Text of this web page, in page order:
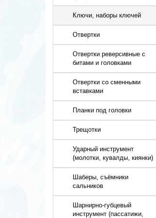
Ключи, наборы ключей
Отвертки
Отвертки реверсивные с
битами и головками
Отвертки со сменными
вставками
Планки под головки
Трещотки
Ударный инструмент
(молотки, кувалды, киянки)
Шаберы, съёмники
сальников
Шарнирно-губцевый
инструмент (пассатижи,